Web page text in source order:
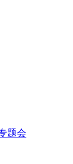
题会